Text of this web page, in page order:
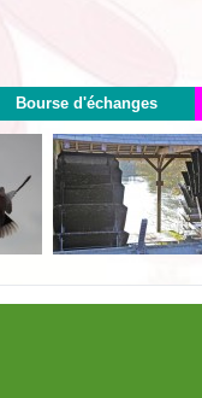
Bourse d'échanges